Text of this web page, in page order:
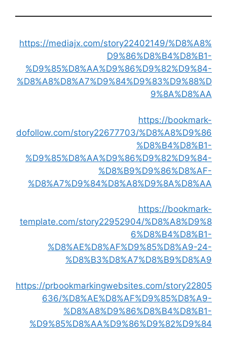
https://mediajx.com/story22402149/%D8%A8%
D9%86%D8%B4%D8%B1-
%D9%85%D8%AA%D9%86%D9%82%D9%84-
%D8%A8%D8%A7%D9%84%D9%83%D9%88%D
9%8A%D8%AA
https://bookmark-
dofollow.com/story22677703/%D8%A8%D9%86
%D8%B4%D8%B1-
%D9%85%D8%AA%D9%86%D9%82%D9%84-
%D8%B9%D9%86%D8%AF-
%D8%A7%D9%84%D8%A8%D9%8A%D8%AA
https://bookmark-
template.com/story22952904/%D8%A8%D9%8
6%D8%B4%D8%B1-
%D8%AE%D8%AF%D9%85%D8%A9-24-
%D8%B3%D8%A7%D8%B9%D8%A9
https://prbookmarkingwebsites.com/story22805
636/%D8%AE%D8%AF%D9%85%D8%A9-
%D8%A8%D9%86%D8%B4%D8%B1-
%D9%85%D8%AA%D9%86%D9%82%D9%84